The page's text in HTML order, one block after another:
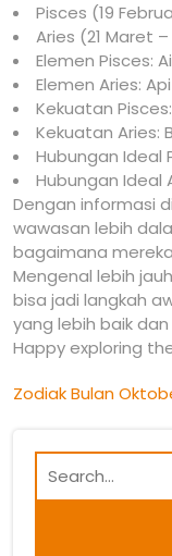
Pisces (19
Aries (21 Maret –
Elemen Pisces:
Elemen Aries: Api
Kekuatan
Kekuatan Aries:
Hubungan Ideal
Hubungan Ideal
Dengan informasi
wawasan lebih
bagaimana
Mengenal lebih
bisa jadi langkah
yang lebih baik
Happy exploring
Post
Zodiak Bulan